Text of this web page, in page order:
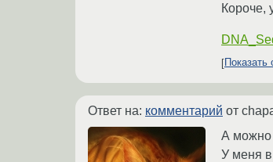
Короче,
Показать
Ответ на: комментарий от
А можно
У меня в